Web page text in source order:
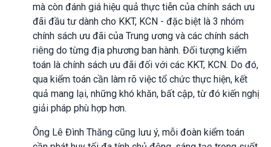
mà còn đánh giá hiệu quả thực tiễn của chính sách ưu
đãi đầu tư dành cho KKT, KCN - đặc biệt là 3 nhóm
chính sách ưu đãi của Trung ương và các chính sách
riêng do từng địa phương ban hành. Đối tượng kiểm
toán là chính sách ưu đãi đối với các KKT, KCN. Do đó,
qua kiểm toán cần làm rõ việc tổ chức thực hiện, kết
quả mang lại, những khó khăn, bất cập, từ đó kiến nghị
giải pháp phù hợp hơn.
Ông Lê Đình Thăng cũng lưu ý, mỗi đoàn kiểm toán